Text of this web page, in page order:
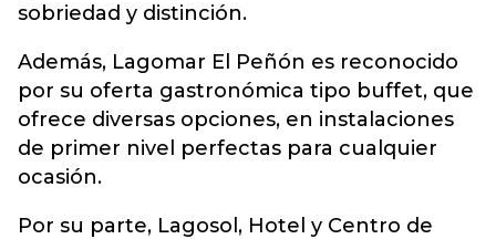
sobriedad y distinción.
Además, Lagomar El Peñón es reconocido
por su oferta gastronómica tipo buffet, que
ofrece diversas opciones, en instalaciones
de primer nivel perfectas para cualquier
ocasión.
Por su parte, Lagosol, Hotel y Centro de